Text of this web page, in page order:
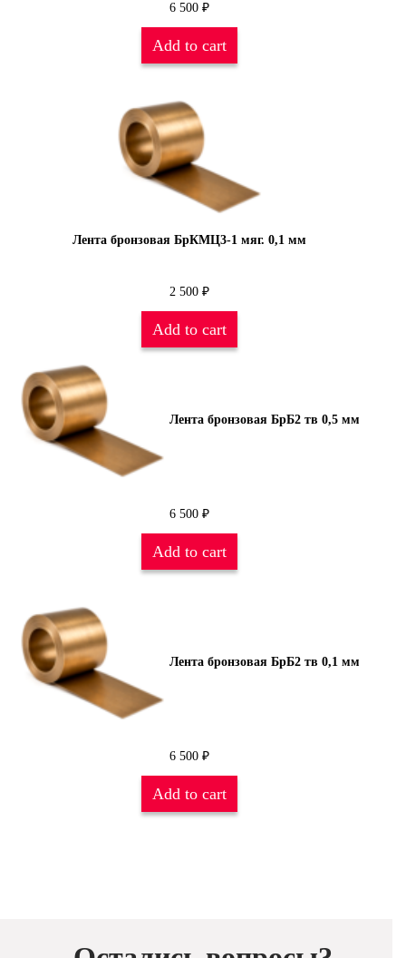
6 500 ₽
Add to cart
Лента бронзовая БрКМЦ3-1 мяг. 0,1 мм
2 500 ₽
Add to cart
Лента бронзовая БрБ2 тв 0,5 мм
6 500 ₽
Add to cart
Лента бронзовая БрБ2 тв 0,1 мм
6 500 ₽
Add to cart